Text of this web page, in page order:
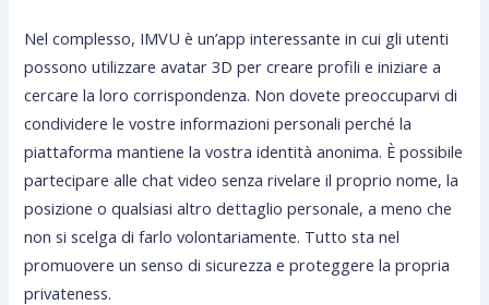
Nel complesso, IMVU è un’app interessante in cui gli utenti
possono utilizzare avatar 3D per creare profili e iniziare a
cercare la loro corrispondenza. Non dovete preoccuparvi di
condividere le vostre informazioni personali perché la
piattaforma mantiene la vostra identità anonima. È possibile
partecipare alle chat video senza rivelare il proprio nome, la
posizione o qualsiasi altro dettaglio personale, a meno che
non si scelga di farlo volontariamente. Tutto sta nel
promuovere un senso di sicurezza e proteggere la propria
privateness.